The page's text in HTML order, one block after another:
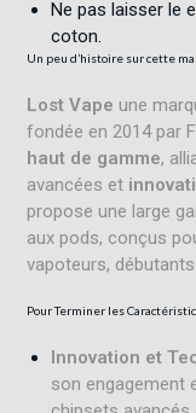
Ne pas laisser le
coton.
Un peu d’histoire sur cette
Lost Vape une
fondée en 2014 par
haut de gamme,
avancées et
propose une large
aux pods, conçus
vapoteurs,
Pour Terminer les
Innovation et
son engagement